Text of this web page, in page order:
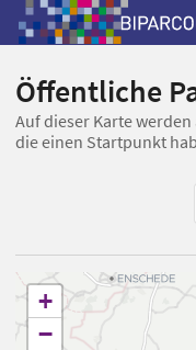
Öffentliche
Auf dieser Karte
die einen Startpunkt
+
−